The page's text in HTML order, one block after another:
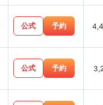
公式 予約
公式 予約